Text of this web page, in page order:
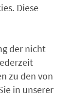
Diese
der nicht
zu den von
in unserer